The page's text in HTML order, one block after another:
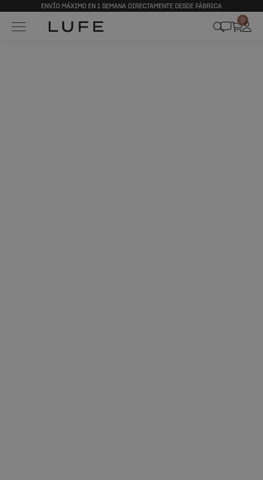
ENVÍO MÁXIMO EN 1 SEMANA DIRECTAMENTE DESDE FÁBRICA
0